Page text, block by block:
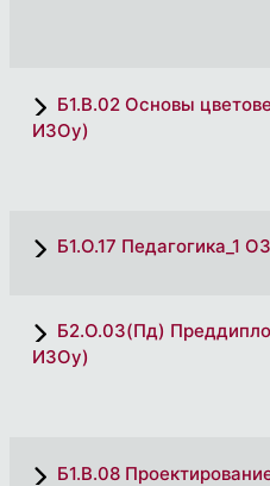
Б1.В.02 Основы
ИЗОу)
Б1.О.17 Педагогика_1
Б2.О.03(Пд)
ИЗОу)
Б1.В.08